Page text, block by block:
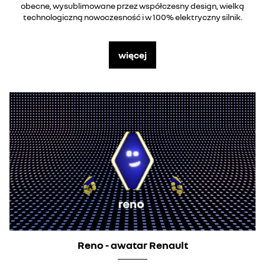
obecne, wysublimowane przez współczesny design, wielką
technologiczną nowoczesność i w 100% elektryczny silnik.
więcej
Reno - awatar Renault